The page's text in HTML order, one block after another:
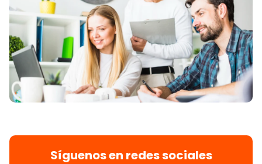
Síguenos en redes sociales